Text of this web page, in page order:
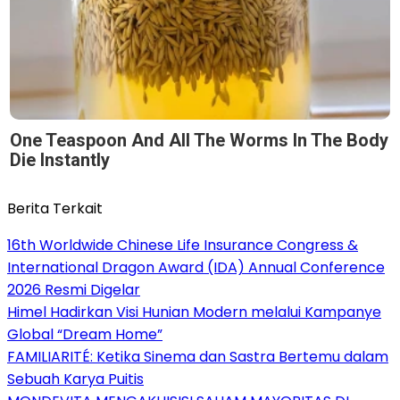
One Teaspoon And All The Worms In The Body
Die Instantly
Berita Terkait
16th Worldwide Chinese Life Insurance Congress &
International Dragon Award (IDA) Annual Conference
2026 Resmi Digelar
Himel Hadirkan Visi Hunian Modern melalui Kampanye
Global “Dream Home”
FAMILIARITÉ: Ketika Sinema dan Sastra Bertemu dalam
Sebuah Karya Puitis